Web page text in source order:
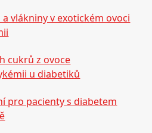
vlákniny v exotickém ovoci
cukrů z ovoce
u diabetiků
pro pacienty s diabetem